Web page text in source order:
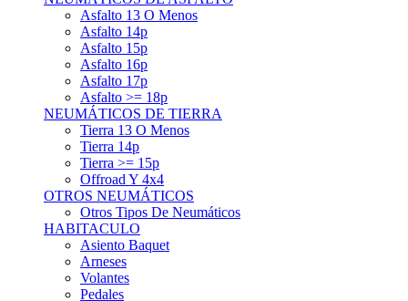
Asfalto 13 O Menos
Asfalto 14p
Asfalto 15p
Asfalto 16p
Asfalto 17p
Asfalto >= 18p
NEUMÁTICOS DE TIERRA
Tierra 13 O Menos
Tierra 14p
Tierra >= 15p
Offroad Y 4x4
OTROS NEUMÁTICOS
Otros Tipos De Neumáticos
HABITACULO
Asiento Baquet
Arneses
Volantes
Pedales